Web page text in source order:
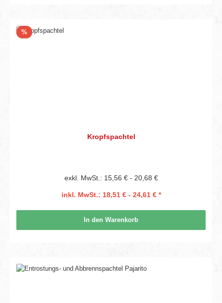
%Rabatt
Kropfspachtel
exkl. MwSt.: 15,56 € - 20,68 €
inkl. MwSt.: 18,51 € - 24,61 € *
In den Warenkorb